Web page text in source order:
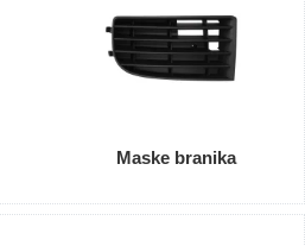
Maske branika